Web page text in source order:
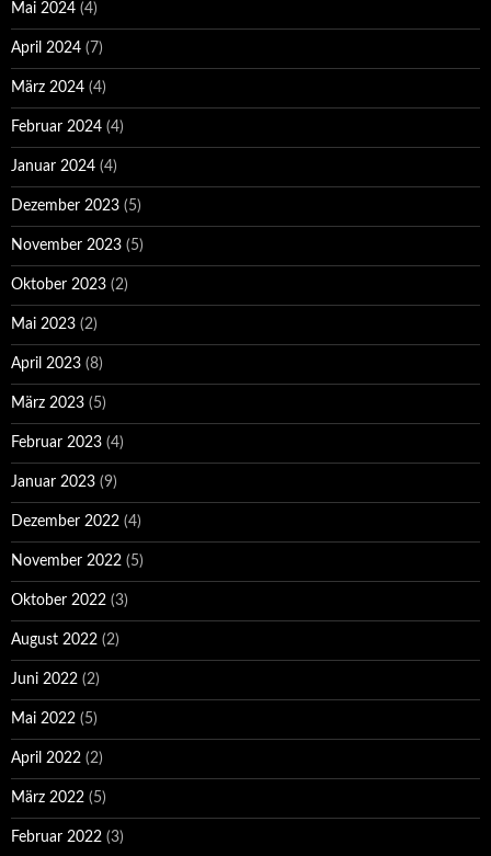
Mai 2024 (4)
April 2024 (7)
März 2024 (4)
Februar 2024 (4)
Januar 2024 (4)
Dezember 2023 (5)
November 2023 (5)
Oktober 2023 (2)
Mai 2023 (2)
April 2023 (8)
März 2023 (5)
Februar 2023 (4)
Januar 2023 (9)
Dezember 2022 (4)
November 2022 (5)
Oktober 2022 (3)
August 2022 (2)
Juni 2022 (2)
Mai 2022 (5)
April 2022 (2)
März 2022 (5)
Februar 2022 (3)